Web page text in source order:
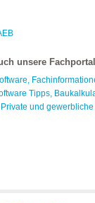
unsere
Tipps,
und